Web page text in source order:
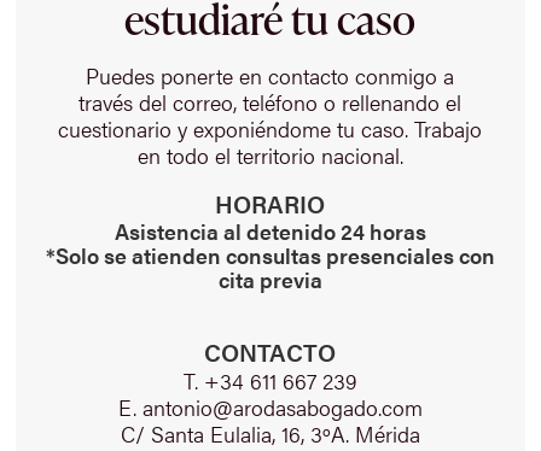
estudiaré tu caso
Puedes ponerte en contacto conmigo a
través del correo, teléfono o rellenando el
cuestionario y exponiéndome tu caso. Trabajo
en todo el territorio nacional.
HORARIO
Asistencia al detenido 24 horas
*Solo se atienden consultas presenciales con
cita previa
CONTACTO
T. +34 611 667 239
E. antonio@arodasabogado.com
C/ Santa Eulalia, 16, 3ºA. Mérida